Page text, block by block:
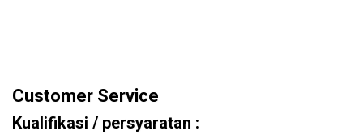
Customer Service
Kualifikasi / persyaratan :